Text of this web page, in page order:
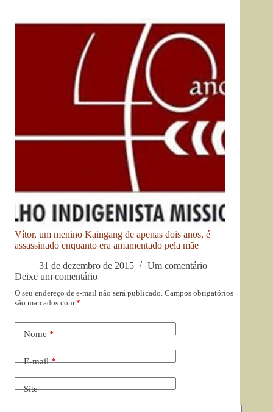
Vítor, um menino Kaingang de apenas dois anos, é
assassinado enquanto era amamentado pela mãe
31 de dezembro de 2015
Um comentário
Deixe um comentário
O seu endereço de e-mail não será publicado. Campos obrigatórios
são marcados com *
Nome*
E-mail*
Site